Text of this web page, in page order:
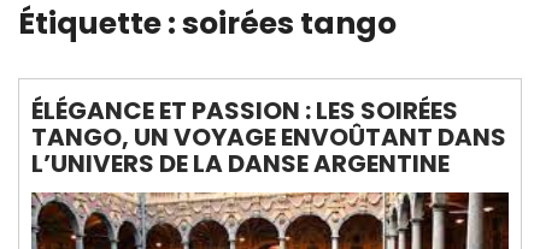
Étiquette :soirées tango
ÉLÉGANCE ET PASSION : LES SOIRÉES
TANGO, UN VOYAGE ENVOÛTANT DANS
L’UNIVERS DE LA DANSE ARGENTINE